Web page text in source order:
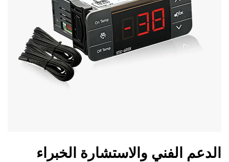
الدعم الفني والاستشارة الخبراء